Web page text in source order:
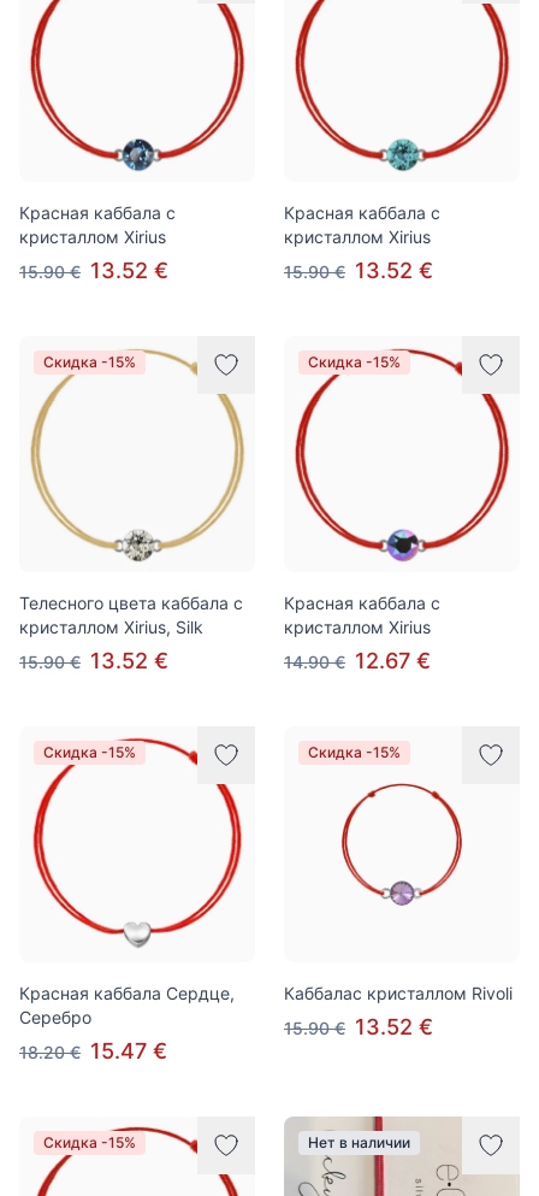
Красная каббала с
кристаллом Xirius
15.90 € 13.52 €
Красная каббала с
кристаллом Xirius
15.90 € 13.52 €
Скидка -15%
Телесного цвета каббала с
кристаллом Xirius, Silk
15.90 € 13.52 €
Скидка -15%
Красная каббала с
кристаллом Xirius
14.90 € 12.67 €
Скидка -15%
Красная каббала Сердце,
Серебро
18.20 € 15.47 €
Скидка -15%
Каббалас кристаллом Rivoli
15.90 € 13.52 €
Скидка -15% Нет в наличии